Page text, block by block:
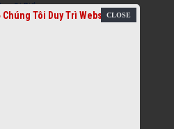
Đi Biển -
Phương Hồng
Chúng Tôi Duy Trì Website